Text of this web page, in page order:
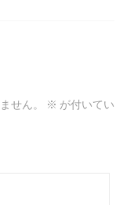
せん。 ※ が付いてい